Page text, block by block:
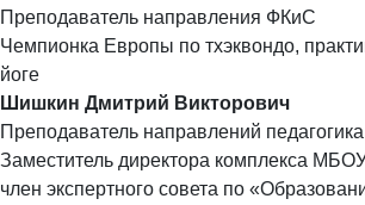
Преподаватель направления ФКиС
Чемпионка Европы по тхэквондо,
йоге
Шишкин Дмитрий Викторович
Преподаватель направлений
Заместитель директора комплекса
член экспертного совета по